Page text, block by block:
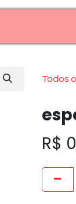
Todos
R$